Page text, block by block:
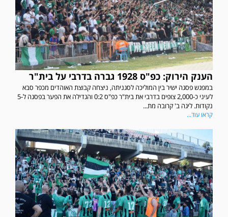
הענק הירוק: כפ"ס 1928 גברה בדרבי על בית"ר
במפגש פסגה ישיר בין המוליכה לסגניתה, ניצחה קבוצת האוהדים מכפר סבא
לעיני כ-2,000 צופים בדרבי את בית"ר כפ"ס 0:2 והגדילה את הפער בפסגה ל-5
נקודות. ליגה ב' קרובה מת...
קראו עוד...